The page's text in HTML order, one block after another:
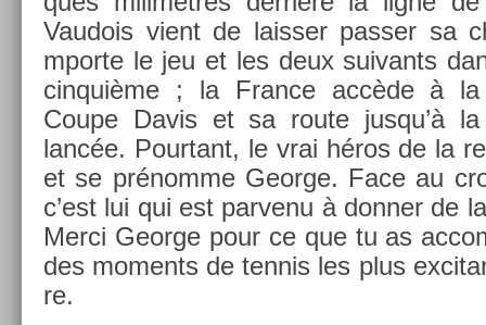
Vaudois vient de laiss­er pass­er sa
mpor­te le jeu et les deux suivants
cin­quiè­me ; la Fran­ce accède à
Coupe Davis et sa route jusqu’à
lancée. Pour­tant, le vrai héros de la
et se prénomme Geor­ge. Face au
c’est lui qui est par­venu à donn­er de
Merci Geor­ge pour ce que tu as
des mo­ments de ten­nis les plus
re.